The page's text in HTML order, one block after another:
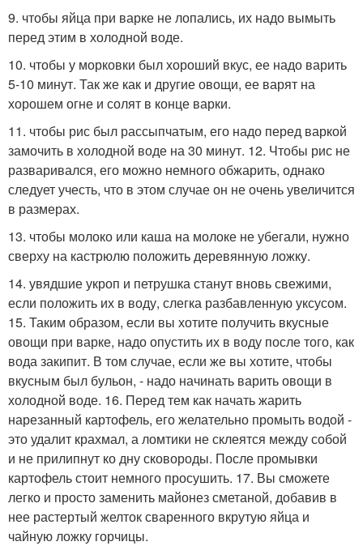
9. чтобы яйца при варке не лопались, их надо вымыть
перед этим в холодной воде.
10. чтобы у морковки был хороший вкус, ее надо варить
5-10 минут. Так же как и другие овощи, ее варят на
хорошем огне и солят в конце варки.
11. чтобы рис был рассыпчатым, его надо перед варкой
замочить в холодной воде на 30 минут. 12. Чтобы рис не
разваривался, его можно немного обжарить, однако
следует учесть, что в этом случае он не очень увеличится
в размерах.
13. чтобы молоко или каша на молоке не убегали, нужно
сверху на кастрюлю положить деревянную ложку.
14. увядшие укроп и петрушка станут вновь свежими,
если положить их в воду, слегка разбавленную уксусом.
15. Таким образом, если вы хотите получить вкусные
овощи при варке, надо опустить их в воду после того, как
вода закипит. В том случае, если же вы хотите, чтобы
вкусным был бульон, - надо начинать варить овощи в
холодной воде. 16. Перед тем как начать жарить
нарезанный картофель, его желательно промыть водой -
это удалит крахмал, а ломтики не склеятся между собой
и не прилипнут ко дну сковороды. После промывки
картофель стоит немного просушить. 17. Вы сможете
легко и просто заменить майонез сметаной, добавив в
нее растертый желток сваренного вкрутую яйца и
чайную ложку горчицы.